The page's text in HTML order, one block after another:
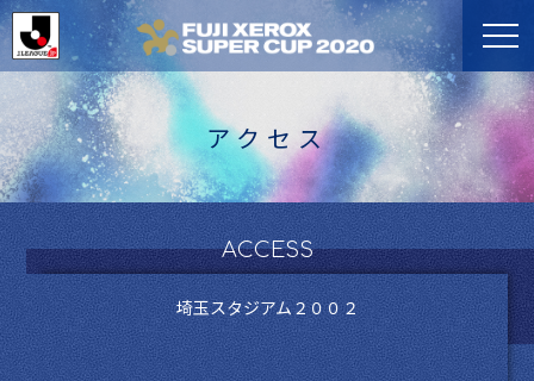
アクセス
ACCESS
埼玉スタジアム２００２